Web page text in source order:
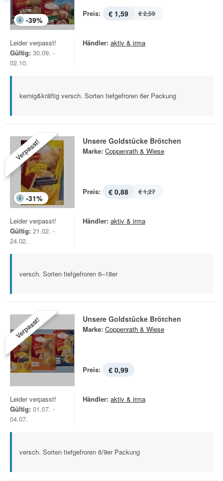
-39%
Preis: € 1,59 € 2,59
Leider verpasst!
Gültig: 30.09. -
02.10.
Händler: aktiv & irma
kernig&kräftig versch. Sorten tiefgefroren 6er Packung
Verpasst!
-31%
Unsere Goldstücke Brötchen
Marke: Coppenrath & Wiese
Preis: € 0,88 € 1,27
Leider verpasst!
Gültig: 21.02. -
24.02.
Händler: aktiv & irma
versch. Sorten tiefgefroren 6–18er
Verpasst! Unsere Goldstücke Brötchen
Marke: Coppenrath & Wiese
Preis: € 0,99
Leider verpasst!
Gültig: 01.07. -
04.07.
Händler: aktiv & irma
versch. Sorten tiefgefroren 6/9er Packung